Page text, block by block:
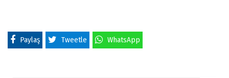
Paylaş Tweetle WhatsApp